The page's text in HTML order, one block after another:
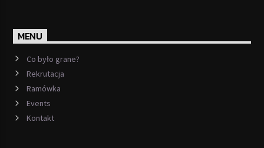
MENU
Co było grane?
Rekrutacja
Ramówka
Events
Kontakt